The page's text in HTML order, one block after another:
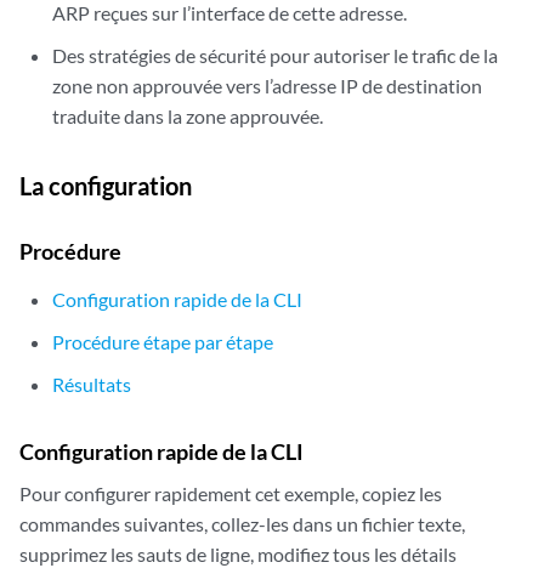
ARP reçues sur l’interface de cette adresse.
Des stratégies de sécurité pour autoriser le trafic de la
zone non approuvée vers l’adresse IP de destination
traduite dans la zone approuvée.
La configuration
Procédure
Configuration rapide de la CLI
Procédure étape par étape
Résultats
Configuration rapide de la CLI
Pour configurer rapidement cet exemple, copiez les
commandes suivantes, collez-les dans un fichier texte,
supprimez les sauts de ligne, modifiez tous les détails